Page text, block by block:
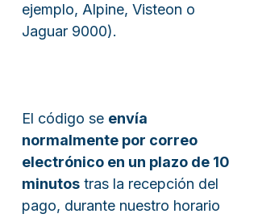
ejemplo, Alpine, Visteon o
Jaguar 9000).
El código se envía
normalmente por correo
electrónico en un plazo de 10
minutos tras la recepción del
pago, durante nuestro horario